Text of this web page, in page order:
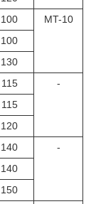
100
MT-10
100
130
115
-
115
120
140
-
140
150